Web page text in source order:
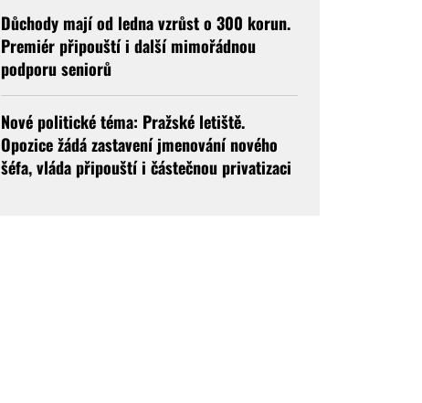
Důchody mají od ledna vzrůst o 300 korun.
Premiér připouští i další mimořádnou
podporu seniorů
Nové politické téma: Pražské letiště.
Opozice žádá zastavení jmenování nového
šéfa, vláda připouští i částečnou privatizaci